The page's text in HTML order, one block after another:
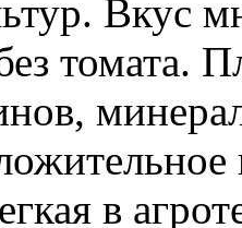
Вкус
томата.
в